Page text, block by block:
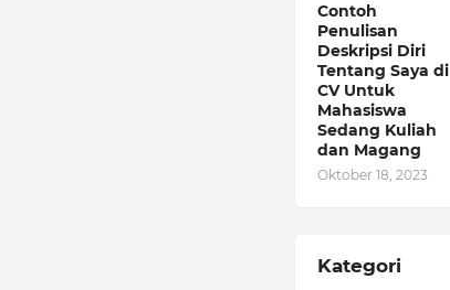
Contoh
Penulisan
Deskripsi Diri
Tentang Saya di
CV Untuk
Mahasiswa
Sedang Kuliah
dan Magang
Oktober 18, 2023
Kategori